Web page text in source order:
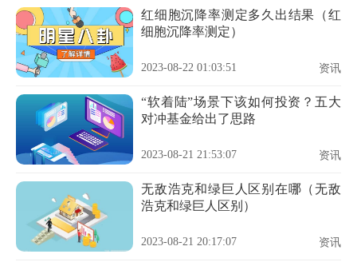
红细胞沉降率测定多久出结果（红
细胞沉降率测定）
2023-08-22 01:03:51 资讯
“软着陆”场景下该如何投资？五大
对冲基金给出了思路
2023-08-21 21:53:07 资讯
无敌浩克和绿巨人区别在哪（无敌
浩克和绿巨人区别）
2023-08-21 20:17:07 资讯